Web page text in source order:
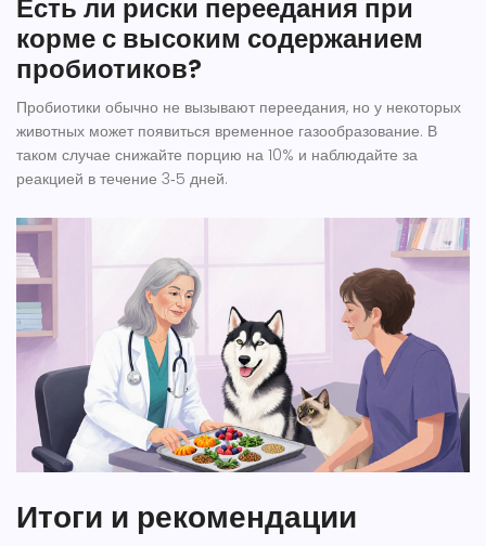
Есть ли риски переедания при
корме с высоким содержанием
пробиотиков?
Пробиотики обычно не вызывают переедания, но у некоторых
животных может появиться временное газообразование. В
таком случае снижайте порцию на 10% и наблюдайте за
реакцией в течение 3‑5 дней.
Итоги и рекомендации